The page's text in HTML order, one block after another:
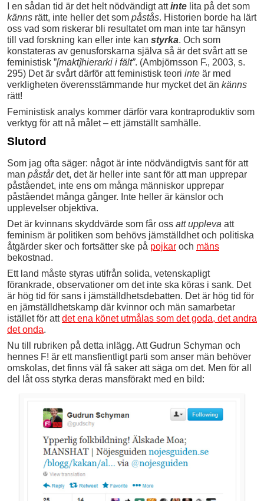
I en sådan tid är det helt nödvändigt attinte lita på det som
känns rätt, inte heller det som påstås. Historien borde ha lärt
oss vad som riskerar bli resultatet om man inte tar hänsyn
till vad forskning kan eller inte kan styrka. Och som
konstateras av genusforskarna själva så är det svårt att se
feministisk ”[makt]hierarki i fält”. (Ambjörnsson F., 2003, s.
295) Det är svårt därför att feministisk teori inte är med
verkligheten överensstämmande hur mycket det än känns
rätt!
Feministisk analys kommer därför vara kontraproduktiv som
verktyg för att nå målet – ett jämställt samhälle.
Slutord
Som jag ofta säger: något är inte nödvändigtvis sant för att
man påstårdet, det är heller inte sant för att man upprepar
påståendet, inte ens om många människor upprepar
påståendet många gånger. Inte heller är känslor och
upplevelser objektiva.
Det är kvinnans skyddvärde som får oss att uppleva att
feminism är politiken som behövs jämställdhet och politiska
åtgärder sker och fortsätter ske på pojkar och mäns
bekostnad.
Ett land måste styras utifrån solida, vetenskapligt
förankrade, observationer om det inte ska köras i sank. Det
är hög tid för sans i jämställdhetsdebatten. Det är hög tid för
en jämställdhetskamp där kvinnor och män samarbetar
istället för attdet ena könet utmålas som det goda, det andra
det onda.
Nu till rubriken på detta inlägg. Att Gudrun Schyman och
hennes F! är ett mansfientligt parti som anser män behöver
omskolas, det finns väl få saker att säga om det. Men för all
del låt oss styrka deras mansförakt med en bild: